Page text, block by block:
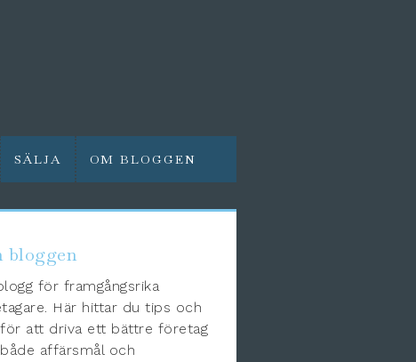
SÄLJA OM BLOGGEN
bloggen
för framgångsrika
Här hittar du tips och
att driva ett bättre företag
affärsmål och